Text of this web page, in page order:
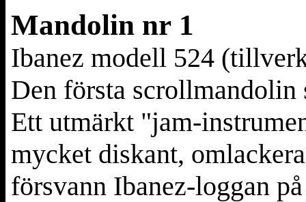
Mandolin nr 1
Ibanez modell 524 (t
Den första scrollmandolin
Ett utmärkt "jam-
mycket diskant,
försvann Ibanez-loggan